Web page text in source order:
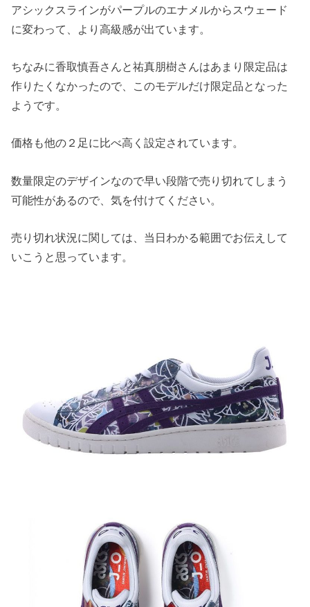
アシックスラインがパープルのエナメルからスウェード
に変わって、より高級感が出ています。
ちなみに香取慎吾さんと祐真朋樹さんはあまり限定品は
作りたくなかったので、このモデルだけ限定品となった
ようです。
価格も他の２足に比べ高く設定されています。
数量限定のデザインなので早い段階で売り切れてしまう
可能性があるので、気を付けてください。
売り切れ状況に関しては、当日わかる範囲でお伝えして
いこうと思っています。